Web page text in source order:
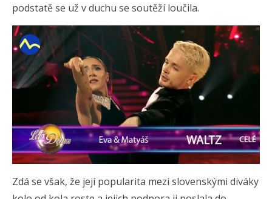
podstatě se už v duchu se soutěží loučila.
Zdá se však, že její popularita mezi slovenskými diváky